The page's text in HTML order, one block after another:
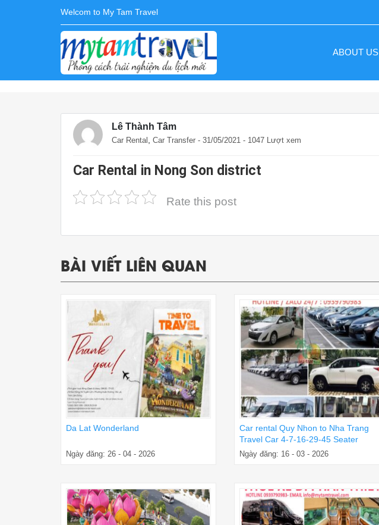
Welcom to My Tam Travel
ABOUT US
Lê Thành Tâm
Car Rental Car Transfer - 31/05/2021 - 1047 Lượt xem
Car Rental in Nong Son district
Rate this post
BÀI VIẾT LIÊN QUAN
Da Lat Wonderland
Ngày đăng: 26 - 04 - 2026
Car rental Quy Nhon to Nha Trang
Travel Car 4-7-16-29-45 Seater
Ngày đăng: 16 - 03 - 2026